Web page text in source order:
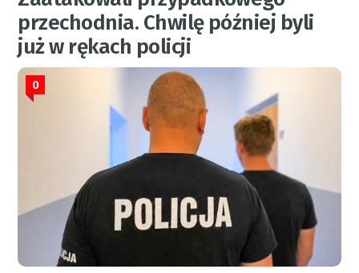
przechodnia. Chwilę później byli
już w rękach policji
0